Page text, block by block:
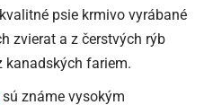
psie krmivo vyrábané
zvierat a z čerstvých rýb
kanadských fariem.
sú známe vysokým